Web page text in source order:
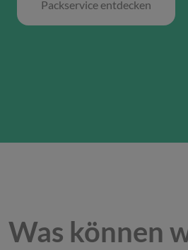
Packservice entdecken
Was können